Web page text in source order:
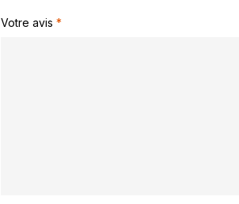
Votre avis *